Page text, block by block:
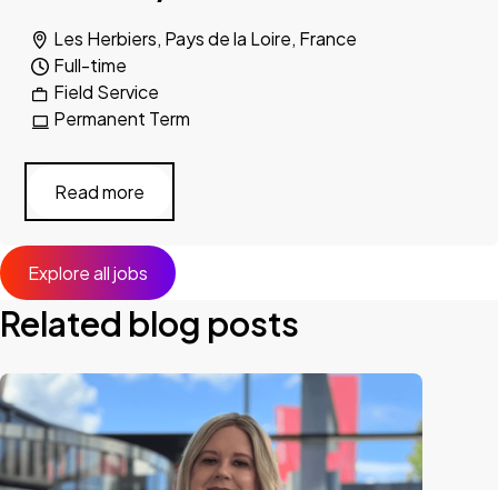
Les Herbiers, Pays de la Loire, France
Field Service
Full-time
Permanent Term
Read more
Explore all jobs
Related blog posts